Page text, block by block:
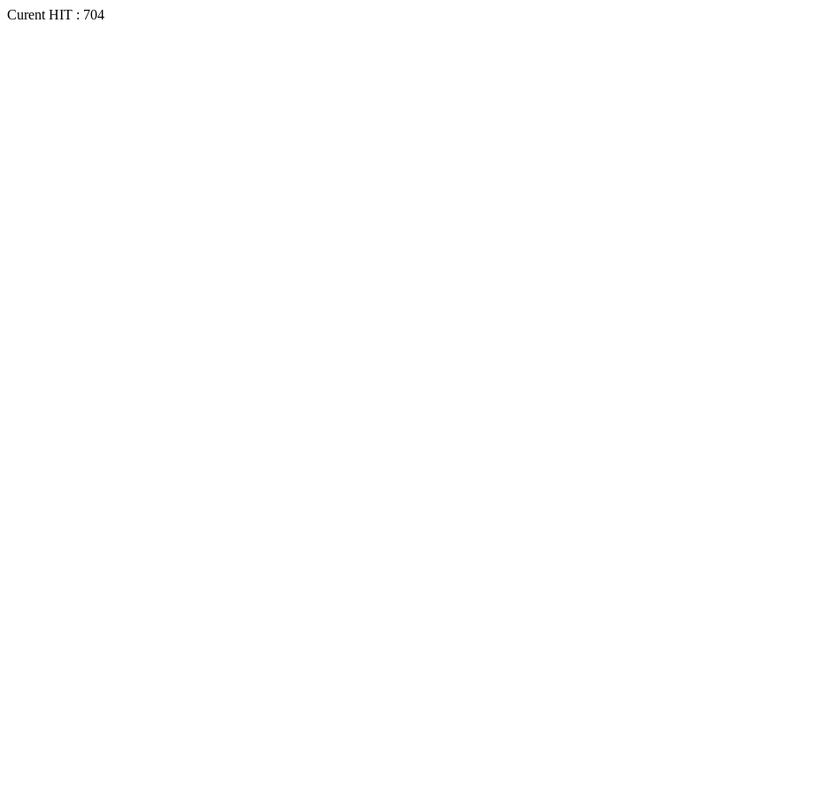
Curent HIT : 704